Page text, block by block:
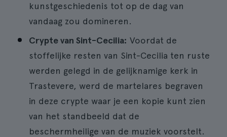
kunstgeschiedenis tot op de dag van
vandaag zou domineren.
Crypte van Sint-Cecilia: Voordat de
stoffelijke resten van Sint-Cecilia ten ruste
werden gelegd in de gelijknamige kerk in
Trastevere, werd de martelares begraven
in deze crypte waar je een kopie kunt zien
van het standbeeld dat de
beschermheilige van de muziek voorstelt.